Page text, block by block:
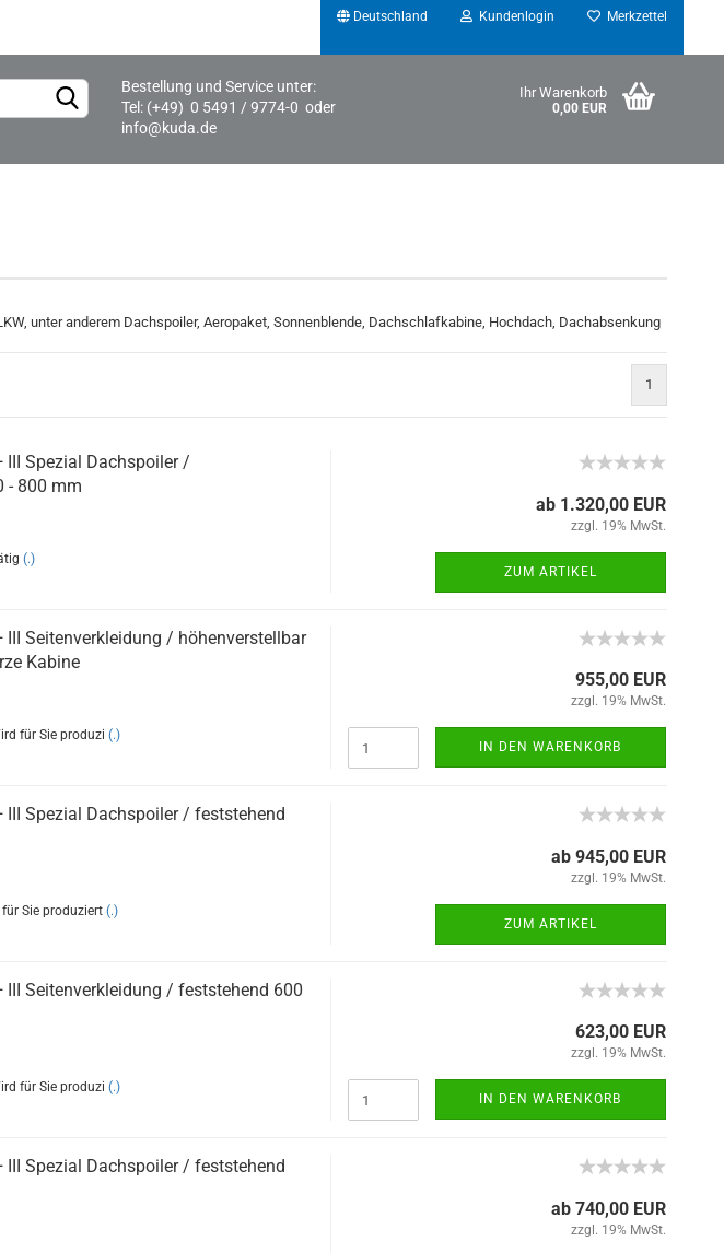
Deutschland
Lieferland
Kundenlogin Merkzettel
Bestellung und Service unter:
Tel: (+49) 0 5491 / 9774-0 oder
info@kuda.de
Ihr Warenkorb
0,00 EUR
unter anderem Dachspoiler, Aeropaket, Sonnenblende, Dachschlafkabine, Hochdach, Dachabsenkung
1
III Spezial Dachspoiler /
- 800 mm
(.)
ab 1.320,00 EUR
zzgl. 19% MwSt.
ZUM ARTIKEL
III Seitenverkleidung / höhenverstellbar
Kabine
für Sie produzi (.)
955,00 EUR
zzgl. 19% MwSt.
IN DEN WARENKORB
III Spezial Dachspoiler / feststehend
Sie produziert (.)
ab 945,00 EUR
zzgl. 19% MwSt.
ZUM ARTIKEL
III Seitenverkleidung / feststehend 600
für Sie produzi (.)
623,00 EUR
zzgl. 19% MwSt.
IN DEN WARENKORB
III Spezial Dachspoiler / feststehend
ab 740,00 EUR
zzgl. 19% MwSt.